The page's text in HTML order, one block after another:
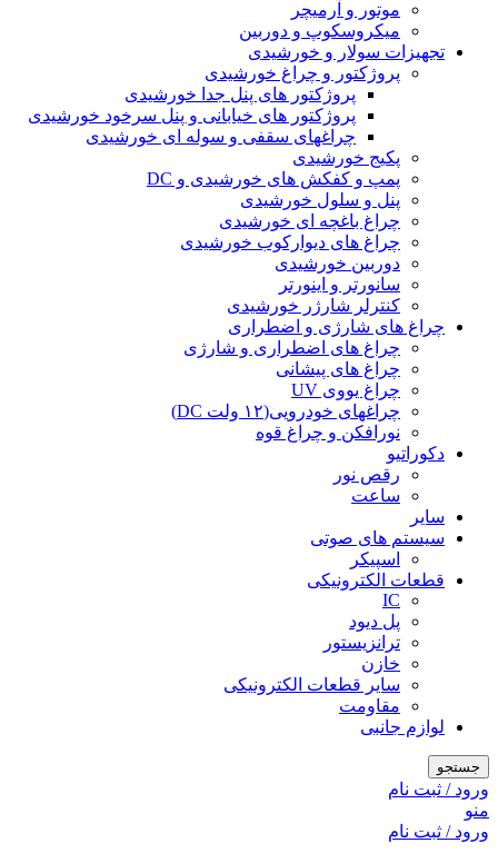
موتور و آرمیچر
میکروسکوپ و دوربین
تجهیزات سولار و خورشیدی
پروژکتور و چراغ خورشیدی
پروژکتور های پنل جدا خورشیدی
پروژکتور های خیابانی و پنل سرخود خورشیدی
چراغهای سقفی و سوله ای خورشیدی
پکیج خورشیدی
پمپ و کفکش های خورشیدی و DC
پنل و سلول خورشیدی
چراغ باغچه ای خورشیدی
چراغ های دیوارکوب خورشیدی
دوربین خورشیدی
سانورتر و اینورتر
کنترلر شارژر خورشیدی
چراغ های شارژی و اضطراری
چراغ های اضطراری و شارژی
چراغ های پیشانی
چراغ یووی UV
چراغهای خودرویی(۱۲ ولت DC)
نورافکن و چراغ قوه
دکوراتیو
رقص نور
ساعت
سایر
سیستم های صوتی
اسپیکر
قطعات الکترونیکی
IC
پل دیود
ترانزیستور
خازن
سایر قطعات الکترونیکی
مقاومت
لوازم جانبی
جستجو
ورود / ثبت نام
منو
ورود / ثبت نام